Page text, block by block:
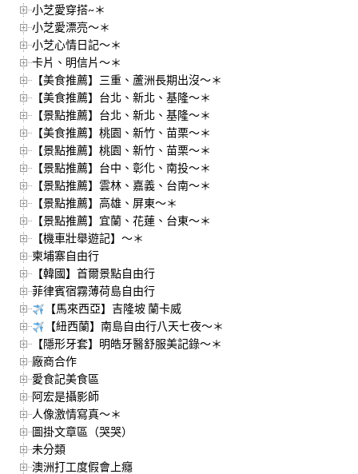
小芝愛穿搭~＊
小芝愛漂亮～＊
小芝心情日記～＊
卡片、明信片～＊
【美食推薦】三重、蘆洲長期出沒～＊
【美食推薦】台北、新北、基隆～＊
【景點推薦】台北、新北、基隆～＊
【美食推薦】桃園、新竹、苗栗～＊
【景點推薦】桃園、新竹、苗栗～＊
【景點推薦】台中、彰化、南投～＊
【景點推薦】雲林、嘉義、台南～＊
【景點推薦】高雄、屏東～＊
【景點推薦】宜蘭、花蓮、台東～＊
【機車壯舉遊記】～＊
柬埔寨自由行
【韓國】首爾景點自由行
菲律賓宿霧薄荷島自由行
【馬來西亞】吉隆坡 蘭卡威
【紐西蘭】南島自由行八天七夜～＊
【隱形牙套】明皓牙醫舒服美記錄～＊
廠商合作
愛食記美食區
阿宏是攝影師
人像激情寫真～＊
圖掛文章區（哭哭）
未分類
澳洲打工度假會上癮